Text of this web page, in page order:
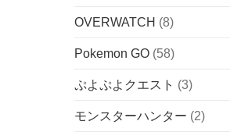
OVERWATCH (8)
Pokemon GO (58)
ぷよぷよクエスト (3)
モンスターハンター (2)